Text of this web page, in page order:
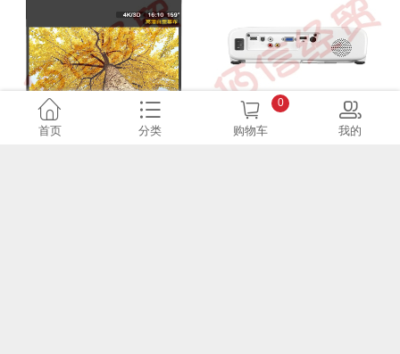
首页 分类 购物车
0
我的